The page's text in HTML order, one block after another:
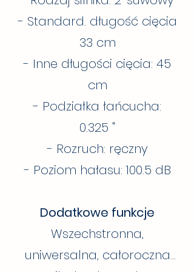
- Standard. długość cięcia
33 cm
- Inne długości cięcia: 45
cm
- Podziałka łańcucha:
0.325 "
- Rozruch: ręczny
- Poziom hałasu: 100.5 dB
Dodatkowe funkcje
Wszechstronna,
uniwersalna, całoroczna